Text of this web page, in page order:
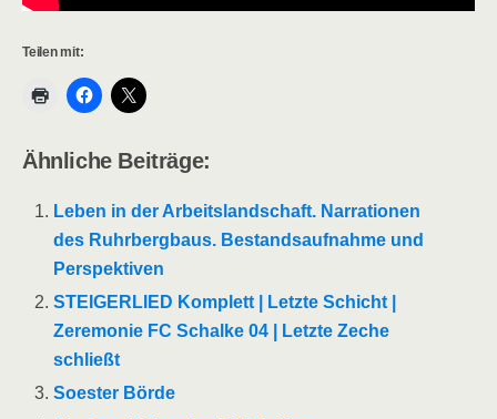
Teilen mit:
Ähnliche Beiträge:
Leben in der Arbeitslandschaft. Narrationen
des Ruhrbergbaus. Bestandsaufnahme und
Perspektiven
STEIGERLIED Komplett | Letzte Schicht |
Zeremonie FC Schalke 04 | Letzte Zeche
schließt
Soester Börde